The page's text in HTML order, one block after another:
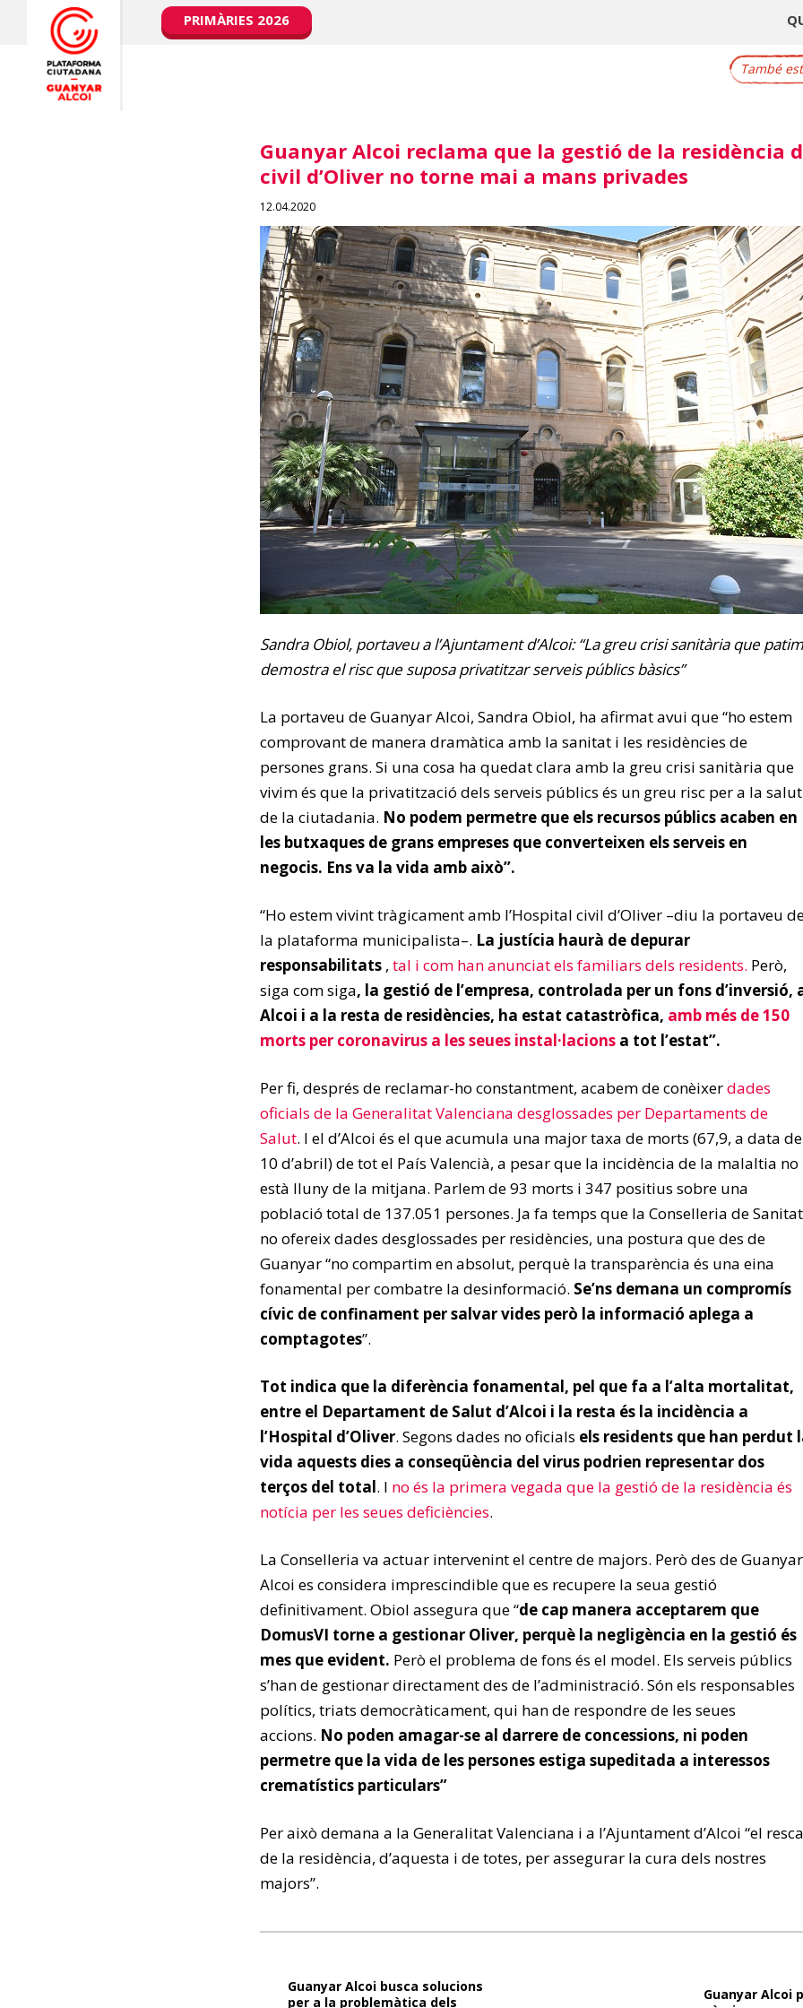
PRIMÀRIES 2026
També
Guanyar Alcoi reclama que la gestió de la residència
civil d’Oliver no torne mai a mans privades
12.04.2020
Sandra Obiol, portaveu a l’Ajuntament d’Alcoi: “La greu crisi sanitària que patim
demostra el risc que suposa privatitzar serveis públics bàsics”
La portaveu de Guanyar Alcoi, Sandra Obiol, ha afirmat avui que “ho estem
comprovant de manera dramàtica amb la sanitat i les residències de
persones grans. Si una cosa ha quedat clara amb la greu crisi sanitària que
vivim és que la privatització dels serveis públics és un greu risc per a la salut
de la ciutadania. No podem permetre que els recursos públics acaben en
les butxaques de grans empreses que converteixen els serveis en
negocis. Ens va la vida amb això”.
“Ho estem vivint tràgicament amb l’Hospital civil d’Oliver –diu la portaveu
la plataforma municipalista–. La justícia haurà de depurar
responsabilitats , tal i com han anunciat els familiars dels residents. Però,
siga com siga, la gestió de l’empresa, controlada per un fons d’inversió,
Alcoi i a la resta de residències, ha estat catastròfica, amb més de 150
morts per coronavirus a les seues instal·lacions a tot l’estat”.
Per fi, després de reclamar-ho constantment, acabem de conèixerdades
oficials de la Generalitat Valenciana desglossades per Departaments de
Salut. I el d’Alcoi és el que acumula una major taxa de morts (67,9, a data de
10 d’abril) de tot el País Valencià, a pesar que la incidència de la malaltia no
està lluny de la mitjana. Parlem de 93 morts i 347 positius sobre una
població total de 137.051 persones. Ja fa temps que la Conselleria de Sanitat
no ofereix dades desglossades per residències, una postura que des de
Guanyar “no compartim en absolut, perquè la transparència és una eina
fonamental per combatre la desinformació. Se’ns demana un compromís
cívic de confinament per salvar vides però la informació aplega a
comptagotes”.
Tot indica que la diferència fonamental, pel que fa a l’alta mortalitat,
entre el Departament de Salut d’Alcoi i la resta és la incidència a
l’Hospital d’Oliver. Segons dades no oficials els residents que han perdut
vida aquests dies a conseqüència del virus podrien representar dos
terços del total. I no és la primera vegada que la gestió de la residència és
notícia per les seues deficiències.
La Conselleria va actuar intervenint el centre de majors. Però des de Guanyar
Alcoi es considera imprescindible que es recupere la seua gestió
definitivament. Obiol assegura que “de cap manera acceptarem que
DomusVI torne a gestionar Oliver, perquè la negligència en la gestió és
mes que evident. Però el problema de fons és el model. Els serveis públics
s’han de gestionar directament des de l’administració. Són els responsables
polítics, triats democràticament, qui han de respondre de les seues
accions. No poden amagar-se al darrere de concessions, ni poden
permetre que la vida de les persones estiga supeditada a interessos
crematístics particulars”
Per això demana a la Generalitat Valenciana i a l’Ajuntament d’Alcoi “el
de la residència, d’aquesta i de totes, per assegurar la cura dels nostres
majors”.
Guanyar Alcoi
Guanyar Alcoi busca solucions
per a la problemàtica dels